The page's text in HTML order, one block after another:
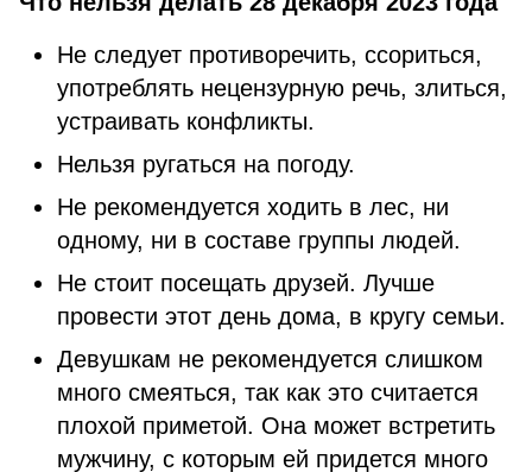
Не следует противоречить, ссориться,
употреблять нецензурную речь, злиться,
устраивать конфликты.
Нельзя ругаться на погоду.
Не рекомендуется ходить в лес, ни
одному, ни в составе группы людей.
Не стоит посещать друзей. Лучше
провести этот день дома, в кругу семьи.
Девушкам не рекомендуется слишком
много смеяться, так как это считается
плохой приметой. Она может встретить
мужчину, с которым ей придется много